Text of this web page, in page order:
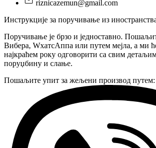
riznicazemun@gmail.com
Инструкције за поручивање из
Поручивање је брзо и једноставно.
Вибера, WхатсАппа или путем мејла, а ми
најкраћем року одговорити са свим
поруџбину и слање.
Пошаљите упит за жељени производ путем: